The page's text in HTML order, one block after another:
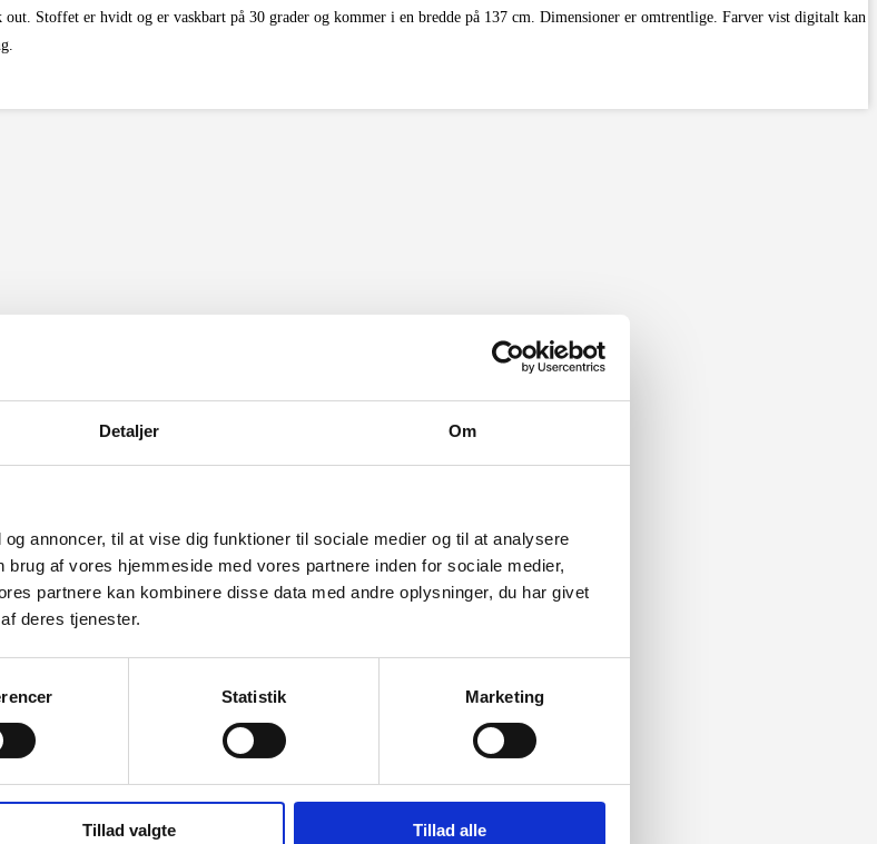
Detaljer Om
annoncer, til at vise dig funktioner til sociale medier og til at analysere
af vores hjemmeside med vores partnere inden for sociale medier,
partnere kan kombinere disse data med andre oplysninger, du har givet
deres tjenester.
Statistik Marketing
Tillad valgte Tillad alle
Stoffet er hvidt og er vaskbart på 30 grader og kommer i en bredde på 137 cm. Dimensioner er omtrentlige. Farver vist digitalt kan